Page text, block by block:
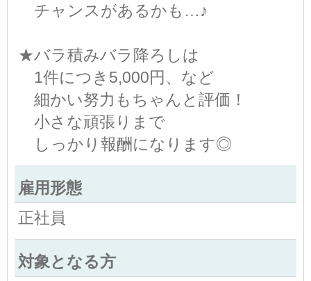
チャンスがあるかも…♪
★バラ積みバラ降ろしは
1件につき5,000円、など
細かい努力もちゃんと評価！
小さな頑張りまで
しっかり報酬になります◎
雇用形態
正社員
対象となる方